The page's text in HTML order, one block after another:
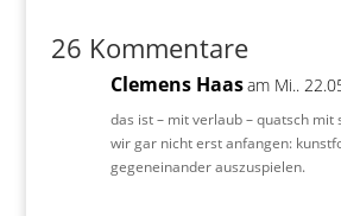
26 Kommentare
Clemens Haasam Mi..
das ist – mit verlaub – quatsch mit
wir gar nicht erst anfangen:
gegeneinander auszuspielen.